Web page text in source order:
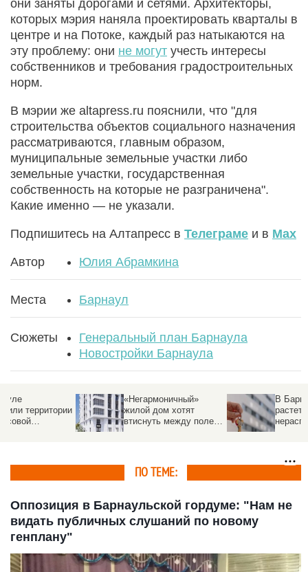
они заняты дорогами и сетями. Архитекторы,
которых мэрия наняла проектировать кварталы в
центре и на Потоке, каждый раз натыкаются на
эту проблему: они не могут учесть интересы
собственников и требования градостроительных
норм.
В мэрии же altapress.ru пояснили, что "для
строительства объектов социального назначения
рассматриваются, главным образом,
муниципальные земельные участки либо
земельные участки, государственная
собственность на которые не разграничена".
Какие именно — не указали.
Подпишитесь на Алтапресс в Телеграме и в Max
Автор Юлия Абрамкина
Места Барнаул
Сюжеты
Генеральный план Барнаула
Новостройки Барнаула
«Негармоничный»
жилой дом хотят
втиснуть между полем
и другими постройками
В Барнауле быстрее
растет количество
нераспроданной
«вторички», чем в
ПО ТЕМЕ:
Оппозиция в Барнаульской гордуме: "Нам не
видать публичных слушаний по новому
генплану"